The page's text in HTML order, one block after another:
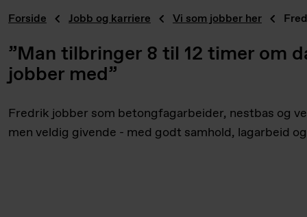
Forside Jobb og karriere Vi som jobber her
”Man tilbringer 8 til 12 timer om
jobber med”
Fredrik jobber som betongfagarbeider, nestbas og
men veldig givende - med godt samhold, lagarbeid